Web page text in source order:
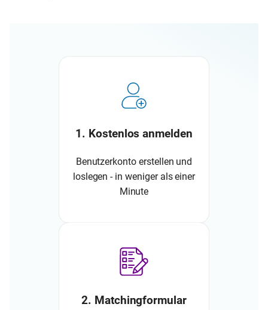
1. Kostenlos anmelden
Benutzerkonto erstellen und
loslegen - in weniger als einer
Minute
2. Matchingformular